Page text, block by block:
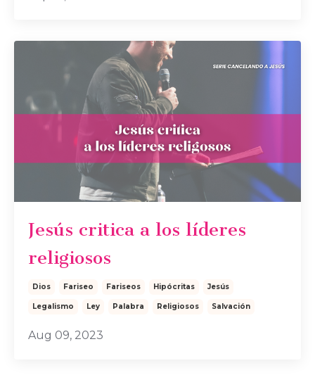
Jesús critica a los líderes
religiosos
Dios Fariseo Fariseos Hipócritas Jesús
Legalismo Ley Palabra Religiosos Salvación
Aug 09, 2023